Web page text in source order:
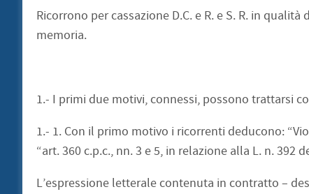
Ricorrono per cassazione D.C. e R. e S. R. in
memoria.
1.- I primi due motivi, connessi, possono trattarsi
1.- 1. Con il primo motivo i ricorrenti deducono:
“art. 360 c.p.c., nn. 3 e 5, in relazione alla L. n. 392
L’espressione letterale contenuta in contratto –